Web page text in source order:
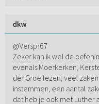
dkw
@Verspr67
Zeker kan ik wel de
evenals Moerkerken,
der Groe lezen, veel
instemmen, een aantal
dat heb je ook met Luther